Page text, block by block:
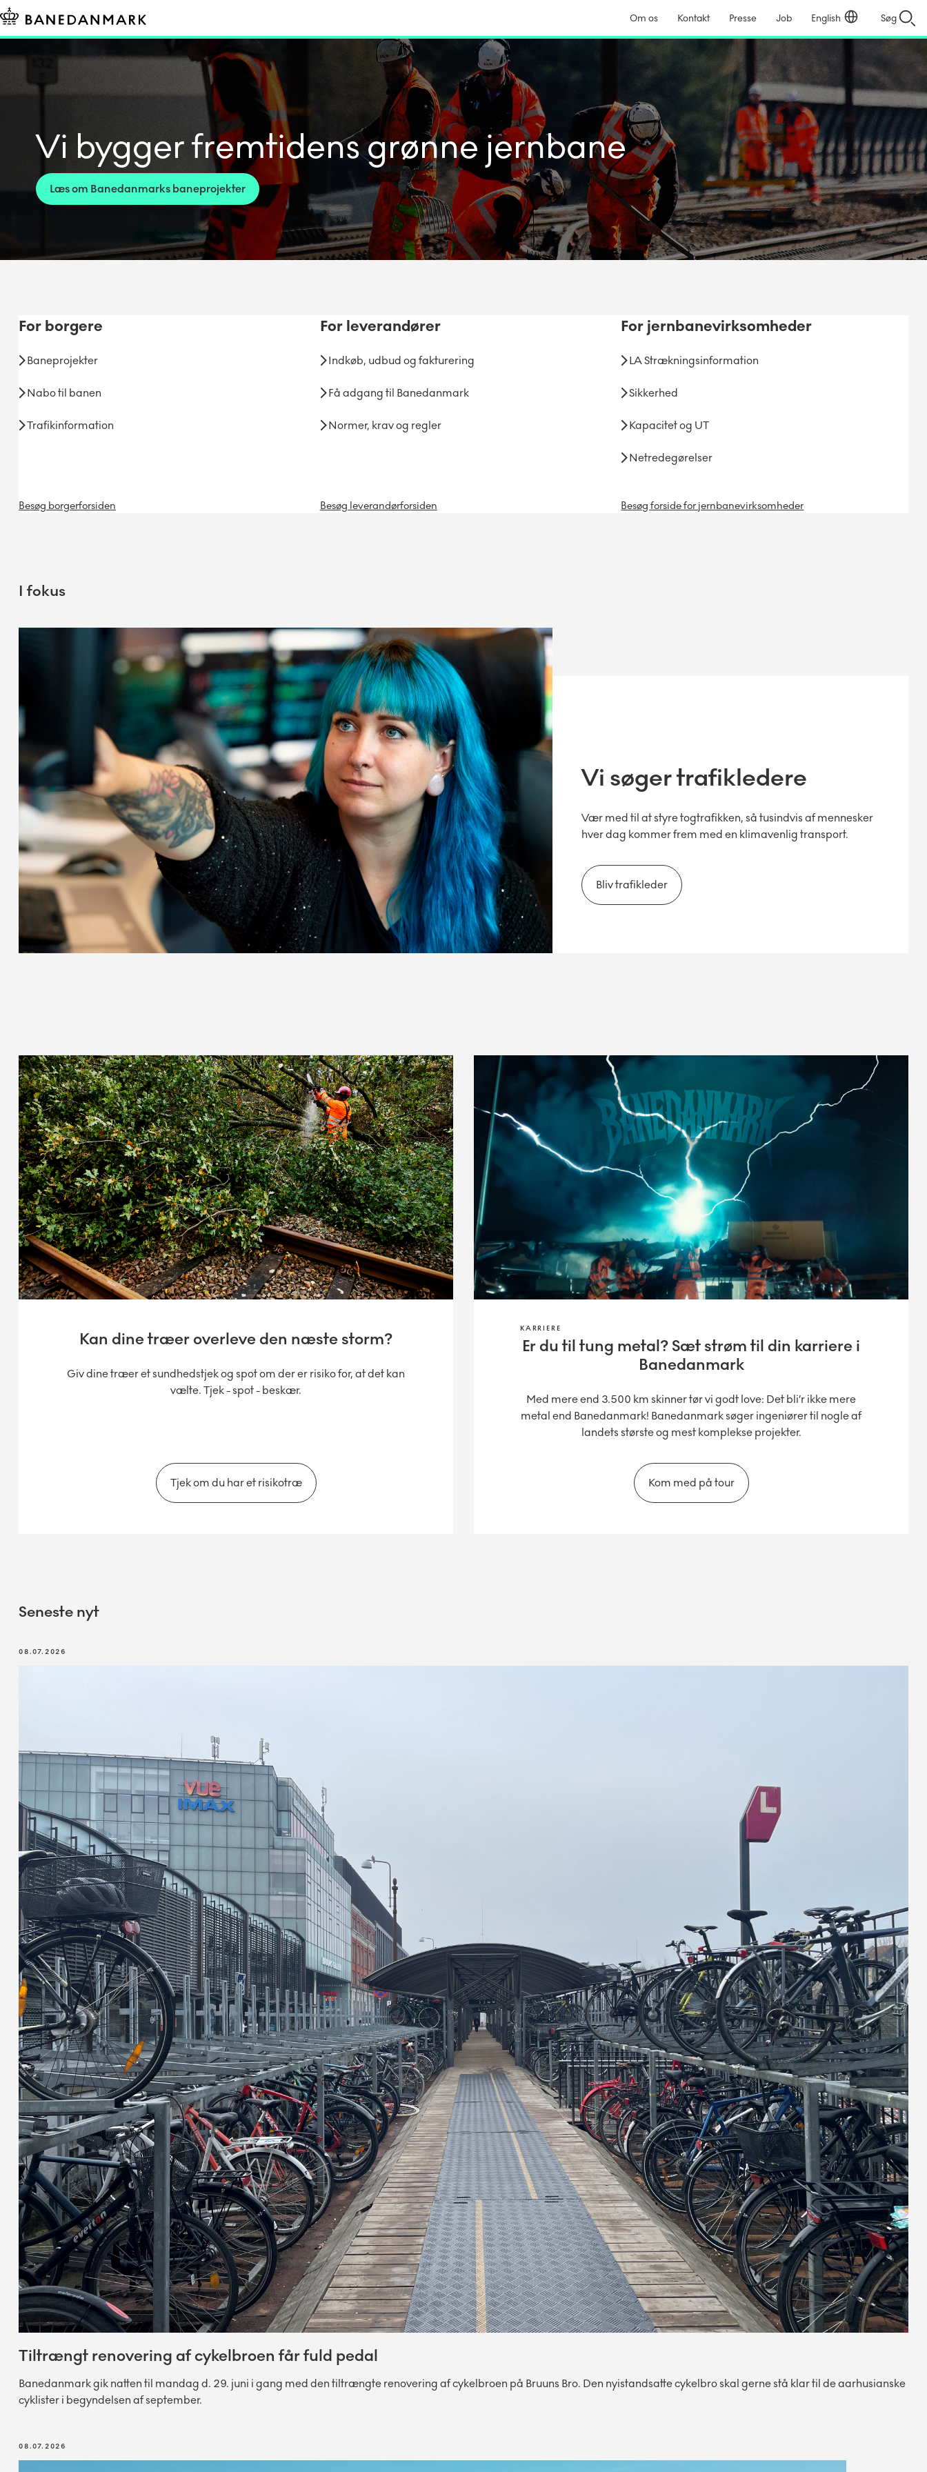
Om os Kontakt Presse Job English Søg
Vi bygger fremtidens grønne jernbane
For borgere
Baneprojekter
Nabo til banen
Trafikinformation
Besøg borgerforsiden
For leverandører
Indkøb, udbud og fakturering
Få adgang til Banedanmark
Normer, krav og regler
Besøg leverandørforsiden
For jernbanevirksomheder
LA Strækningsinformation
Sikkerhed
Kapacitet og UT
Netredegørelser
Besøg forside for jernbanevirksomheder
I fokus
Vi søger trafikledere
Vær med til at styre togtrafikken, så tusindvis af mennesker
hver dag kommer frem med en klimavenlig transport.
Bliv trafikleder
Kan dine træer overleve den næste storm?
Giv dine træer et sundhedstjek og spot om der er risiko for, at det kan
vælte. Tjek - spot - beskær.
Tjek om du har et risikotræ
KARRIERE
Er du til tung metal? Sæt strøm til din karriere i
Banedanmark
Med mere end 3.500 km skinner tør vi godt love: Det bli’r ikke mere
metal end Banedanmark! Banedanmark søger ingeniører til nogle af
landets største og mest komplekse projekter.
Kom med på tour
Seneste nyt
08.07.2026
Tiltrængt renovering af cykelbroen får fuld pedal
Banedanmark gik natten til mandag d. 29. juni i gang med den tiltrængte renovering af cykelbroen på Bruuns Bro. Den nyistandsatte cykelbro skal gerne stå klar til de aarhusianske
cyklister i begyndelsen af september.
08.07.2026